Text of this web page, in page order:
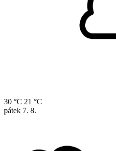
30 °C 21 °C
pátek 7. 8.